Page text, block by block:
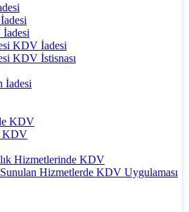
KDV İadesi
KDV İstisnası
İadesi
KDV
KDV
Hizmetlerinde KDV
Hizmetlerde KDV Uygulaması